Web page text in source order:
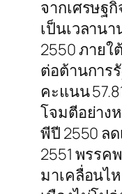
จากเศรษฐ
เป็นเวลาน
2550 ภาย
ต่อต้านการ
คะแนน
โจมตีอย่าง
พีปี 2550 ล
2551 พรรค
มาเคลื่อนไ